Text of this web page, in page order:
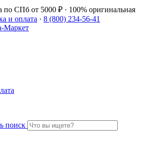
по СПб от 5000 ₽ · 100% оригинальная
и оплата · 8 (800) 234-56-41